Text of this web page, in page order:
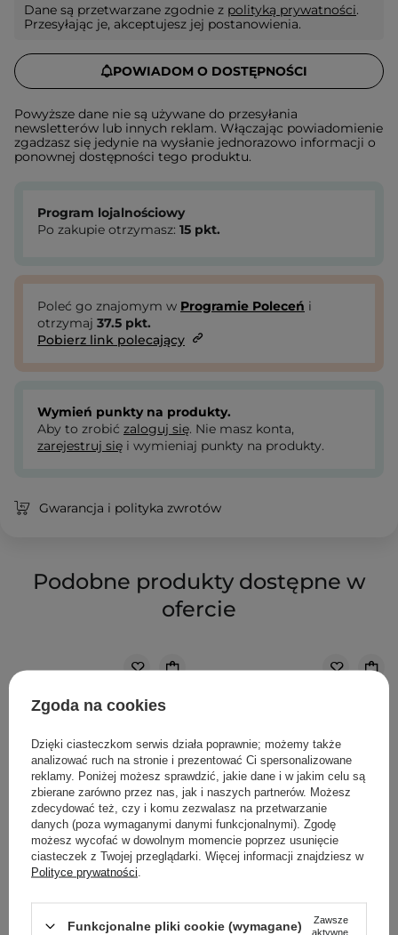
Dane są przetwarzane zgodnie z polityką prywatności.
Przesyłając je, akceptujesz jej postanowienia.
POWIADOM O DOSTĘPNOŚCI
Powyższe dane nie są używane do przesyłania
newsletterów lub innych reklam. Włączając powiadomienie
zgadzasz się jedynie na wysłanie jednorazowo informacji o
ponownej dostępności tego produktu.
Program lojalnościowy
Po zakupie otrzymasz: 15 pkt.
Poleć go znajomym w Programie Poleceń i
otrzymaj 37.5 pkt.
Pobierz link polecający
Wymień punkty na produkty.
Aby to zrobić zaloguj się. Nie masz konta,
zarejestruj się i wymieniaj punkty na produkty.
Gwarancja i polityka zwrotów
Podobne produkty dostępne w
ofercie
Zgoda na cookies
Dzięki ciasteczkom serwis działa poprawnie; możemy także
analizować ruch na stronie i prezentować Ci spersonalizowane
reklamy. Poniżej możesz sprawdzić, jakie dane i w jakim celu są
zbierane zarówno przez nas, jak i naszych partnerów. Możesz
zdecydować też, czy i komu zezwalasz na przetwarzanie
danych (poza wymaganymi danymi funkcjonalnymi). Zgodę
możesz wycofać w dowolnym momencie poprzez usunięcie
ciasteczek z Twojej przeglądarki. Więcej informacji znajdziesz w
Polityce prywatności
Funkcjonalne pliki cookie (wymagane)
Zawsze
aktywne